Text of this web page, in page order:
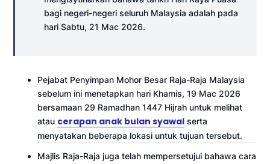
bagi negeri-negeri seluruh Malaysia adalah pada
hari Sabtu, 21 Mac 2026.
Pejabat Penyimpan Mohor Besar Raja-Raja Malaysia
sebelum ini menetapkan hari Khamis, 19 Mac 2026
bersamaan 29 Ramadhan 1447 Hijrah untuk melihat
atau cerapan anak bulan syawal serta
menyatakan beberapa lokasi untuk tujuan tersebut.
Majlis Raja-Raja juga telah mempersetujui bahawa cara